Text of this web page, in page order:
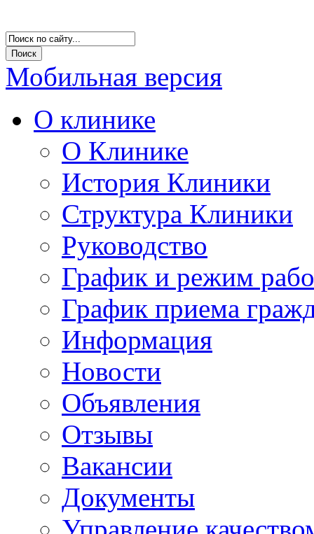
Мобильная версия
О клинике
О Клинике
История Клиники
Структура Клиники
Руководство
График и режим
График приема
Информация
Новости
Объявления
Отзывы
Вакансии
Документы